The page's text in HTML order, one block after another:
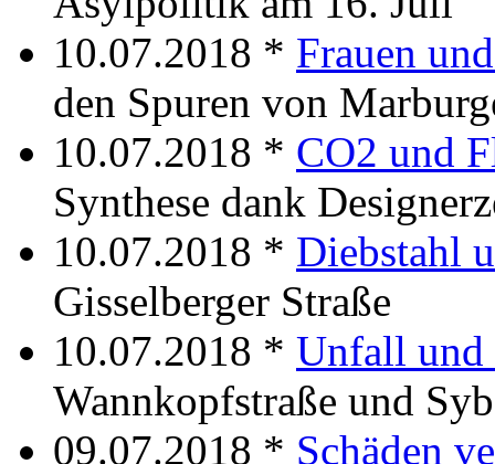
10.07.2018 * Frauen
den Spuren von
10.07.2018 * CO2 und
Synthese dank
10.07.2018 * Diebstahl
Gisselberger Straße
10.07.2018 * Unfall und
Wannkopfstraße und
09.07.2018 * Schäden